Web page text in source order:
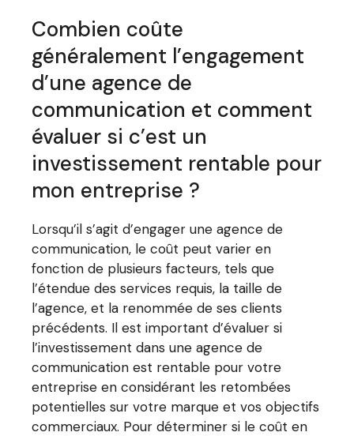
Combien coûte
généralement l’engagement
d’une agence de
communication et comment
évaluer si c’est un
investissement rentable pour
mon entreprise ?
Lorsqu’il s’agit d’engager une agence de
communication, le coût peut varier en
fonction de plusieurs facteurs, tels que
l’étendue des services requis, la taille de
l’agence, et la renommée de ses clients
précédents. Il est important d’évaluer si
l’investissement dans une agence de
communication est rentable pour votre
entreprise en considérant les retombées
potentielles sur votre marque et vos objectifs
commerciaux. Pour déterminer si le coût en